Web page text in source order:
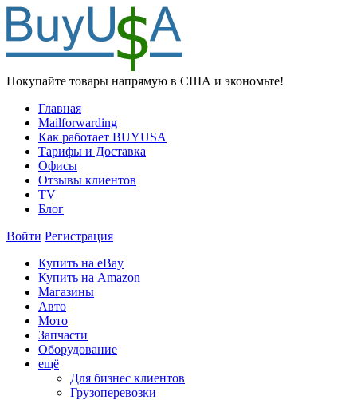
Покупайте товары напрямую в США и экономьте!
Главная
Mailforwarding
Как работает BUYUSA
Тарифы и Доставка
Офисы
Отзывы клиентов
TV
Блог
Войти Регистрация
Купить на eBay
Купить на Amazon
Магазины
Авто
Мото
Запчасти
Оборудование
ещё
Для бизнес клиентов
Грузоперевозки